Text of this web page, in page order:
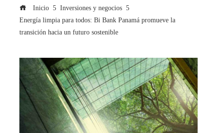
Inicio
Inversiones y negocios
Energía limpia para todos: Bi Bank Panamá promueve la
transición hacia un futuro sostenible